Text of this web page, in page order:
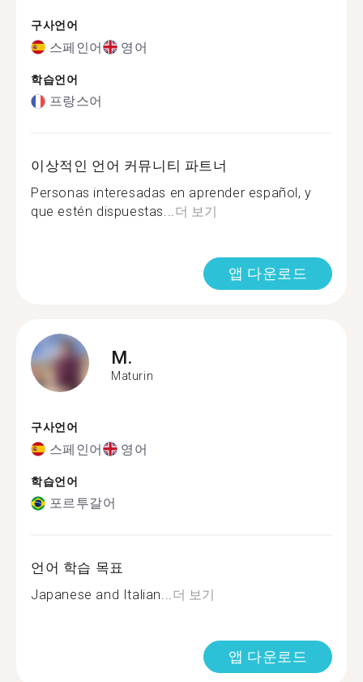
구사언어
스페인어 영어
학습언어
프랑스어
이상적인 언어 커뮤니티 파트너
Personas interesadas en aprender español, y
que estén dispuestas...더 보기
앱 다운로드
M.
Maturin
구사언어
스페인어 영어
학습언어
포르투갈어
언어 학습 목표
Japanese and Italian...더 보기
앱 다운로드